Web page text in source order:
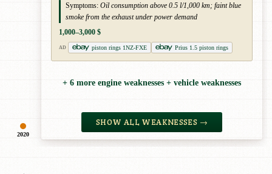
2020
Symptoms: Oil consumption above 0.5 l/1,000 km; faint blue
smoke from the exhaust under power demand
1,000–3,000 $
AD piston rings 1NZ-FXE Prius 1.5 piston rings
+ 6 more engine weaknesses + vehicle weaknesses
SHOW ALL WEAKNESSES →